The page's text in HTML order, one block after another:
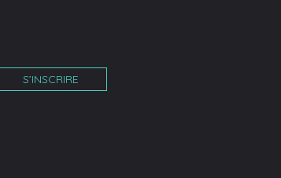
S’INSCRIRE